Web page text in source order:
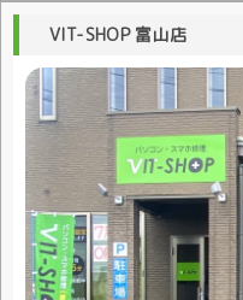
VIT-SHOP 富山店